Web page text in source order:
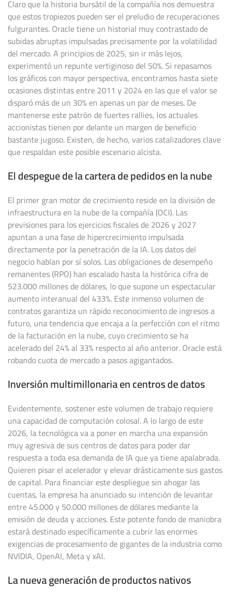
Claro que la historia bursátil de la compañía nos demuestra
que estos tropiezos pueden ser el preludio de recuperaciones
fulgurantes. Oracle tiene un historial muy contrastado de
subidas abruptas impulsadas precisamente por la volatilidad
del mercado. A principios de 2025, sin ir más lejos,
experimentó un repunte vertiginoso del 50%. Si repasamos
los gráficos con mayor perspectiva, encontramos hasta siete
ocasiones distintas entre 2011 y 2024 en las que el valor se
disparó más de un 30% en apenas un par de meses. De
mantenerse este patrón de fuertes rallies, los actuales
accionistas tienen por delante un margen de beneficio
bastante jugoso. Existen, de hecho, varios catalizadores clave
que respaldan este posible escenario alcista.
El despegue de la cartera de pedidos en la nube
El primer gran motor de crecimiento reside en la división de
infraestructura en la nube de la compañía (OCI). Las
previsiones para los ejercicios fiscales de 2026 y 2027
apuntan a una fase de hipercrecimiento impulsada
directamente por la penetración de la IA. Los datos del
negocio hablan por sí solos. Las obligaciones de desempeño
remanentes (RPO) han escalado hasta la histórica cifra de
523.000 millones de dólares, lo que supone un espectacular
aumento interanual del 433%. Este inmenso volumen de
contratos garantiza un rápido reconocimiento de ingresos a
futuro, una tendencia que encaja a la perfección con el ritmo
de la facturación en la nube, cuyo crecimiento se ha
acelerado del 24% al 33% respecto al año anterior. Oracle está
robando cuota de mercado a pasos agigantados.
Inversión multimillonaria en centros de datos
Evidentemente, sostener este volumen de trabajo requiere
una capacidad de computación colosal. A lo largo de este
2026, la tecnológica va a poner en marcha una expansión
muy agresiva de sus centros de datos para poder dar
respuesta a toda esa demanda de IA que ya tiene apalabrada.
Quieren pisar el acelerador y elevar drásticamente sus gastos
de capital. Para financiar este despliegue sin ahogar las
cuentas, la empresa ha anunciado su intención de levantar
entre 45.000 y 50.000 millones de dólares mediante la
emisión de deuda y acciones. Este potente fondo de maniobra
estará destinado específicamente a cubrir las enormes
exigencias de procesamiento de gigantes de la industria como
NVIDIA, OpenAI, Meta y xAI.
La nueva generación de productos nativos